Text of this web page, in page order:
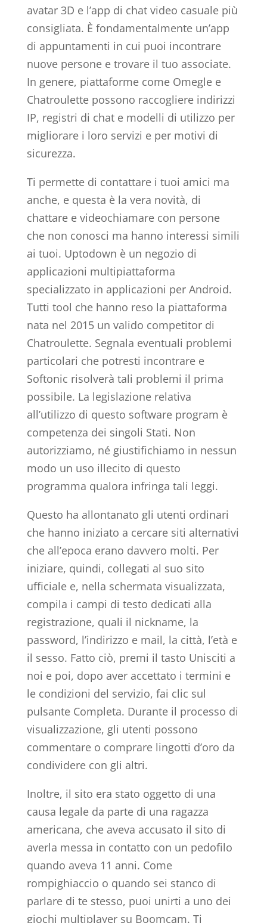
avatar 3D e l’app di chat video casuale più
consigliata. È fondamentalmente un’app
di appuntamenti in cui puoi incontrare
nuove persone e trovare il tuo associate.
In genere, piattaforme come Omegle e
Chatroulette possono raccogliere indirizzi
IP, registri di chat e modelli di utilizzo per
migliorare i loro servizi e per motivi di
sicurezza.
Ti permette di contattare i tuoi amici ma
anche, e questa è la vera novità, di
chattare e videochiamare con persone
che non conosci ma hanno interessi simili
ai tuoi. Uptodown è un negozio di
applicazioni multipiattaforma
specializzato in applicazioni per Android.
Tutti tool che hanno reso la piattaforma
nata nel 2015 un valido competitor di
Chatroulette. Segnala eventuali problemi
particolari che potresti incontrare e
Softonic risolverà tali problemi il prima
possibile. La legislazione relativa
all’utilizzo di questo software program è
competenza dei singoli Stati. Non
autorizziamo, né giustifichiamo in nessun
modo un uso illecito di questo
programma qualora infringa tali leggi.
Questo ha allontanato gli utenti ordinari
che hanno iniziato a cercare siti alternativi
che all’epoca erano davvero molti. Per
iniziare, quindi, collegati al suo sito
ufficiale e, nella schermata visualizzata,
compila i campi di testo dedicati alla
registrazione, quali il nickname, la
password, l’indirizzo e mail, la città, l’età e
il sesso. Fatto ciò, premi il tasto Unisciti a
noi e poi, dopo aver accettato i termini e
le condizioni del servizio, fai clic sul
pulsante Completa. Durante il processo di
visualizzazione, gli utenti possono
commentare o comprare lingotti d’oro da
condividere con gli altri.
Inoltre, il sito era stato oggetto di una
causa legale da parte di una ragazza
americana, che aveva accusato il sito di
averla messa in contatto con un pedofilo
quando aveva 11 anni. Come
rompighiaccio o quando sei stanco di
parlare di te stesso, puoi unirti a uno dei
giochi multiplayer su Boomcam. Ti